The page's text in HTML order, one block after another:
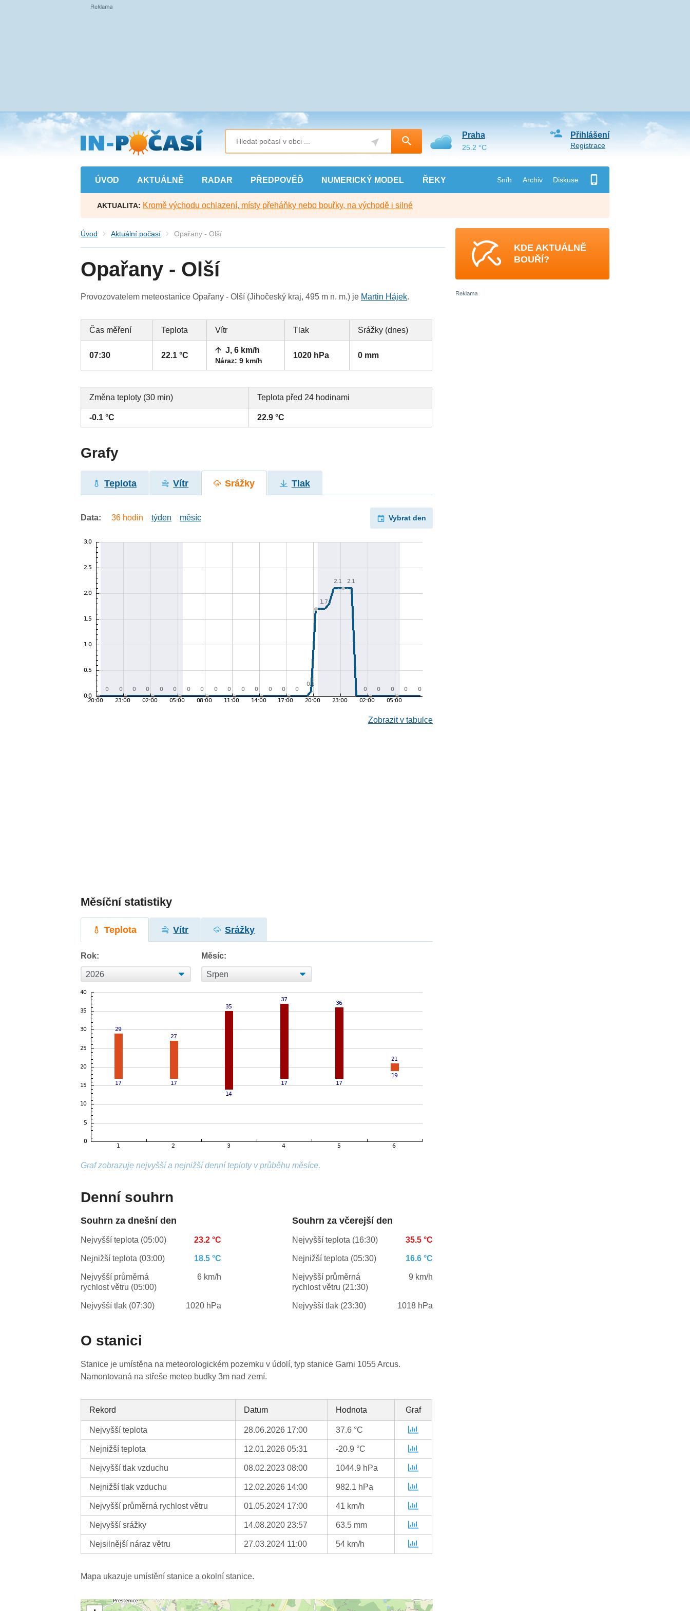
Přejít
na
hlavní
obsah
ÚVOD AKTUÁLNĚ RADAR PŘEDPOVĚĎ NUMERICKÝ MODEL ŘEKY Sníh Archiv Diskuse
Přihlášení
Registrace
Praha
25.2 °C
AKTUALITA: Kromě východu ochlazení, místy přeháňky nebo bouřky, na východě i silné
Úvod Aktuální počasí Opařany - Olší
Opařany - Olší
Provozovatelem meteostanice Opařany - Olší (Jihočeský kraj, 495 m n. m.) je Martin Hájek.
Čas měření Teplota Vítr Tlak Srážky (dnes)
07:30 22.1 °C
J, 6 km/h
Náraz: 9 km/h
1020 hPa 0 mm
Změna teploty (30 min) Teplota před 24 hodinami
-0.1 °C 22.9 °C
Grafy
Teplota Vítr Srážky Tlak
Data: 36 hodin týden měsíc Vybrat den
Zobrazit v tabulce
Měsíční statistiky
Teplota Vítr Srážky
Rok: Měsíc:
Graf zobrazuje nejvyšší a nejnižší denní teploty v průběhu měsíce.
Denní souhrn
Souhrn za dnešní den
Nejvyšší teplota (05:00) 23.2 °C
Nejnižší teplota (03:00) 18.5 °C
Nejvyšší průměrná
rychlost větru (05:00)
6 km/h
Nejvyšší tlak (07:30) 1020 hPa
Souhrn za včerejší den
Nejvyšší teplota (16:30) 35.5 °C
Nejnižší teplota (05:30) 16.6 °C
Nejvyšší průměrná
rychlost větru (21:30)
9 km/h
Nejvyšší tlak (23:30) 1018 hPa
O stanici
Stanice je umístěna na meteorologickém pozemku v údolí, typ stanice Garni 1055 Arcus.
Namontovaná na střeše meteo budky 3m nad zemí.
Rekord Datum Hodnota Graf
Nejvyšší teplota 28.06.2026 17:00 37.6 °C
Nejnižší teplota 12.01.2026 05:31 -20.9 °C
Nejvyšší tlak vzduchu 08.02.2023 08:00 1044.9 hPa
Nejnižší tlak vzduchu 12.02.2026 14:00 982.1 hPa
Nejvyšší průměrná rychlost větru 01.05.2024 17:00 41 km/h
Nejvyšší srážky 14.08.2020 23:57 63.5 mm
Nejsilnější náraz větru 27.03.2024 11:00 54 km/h
Mapa ukazuje umístění stanice a okolní stanice.
KDE AKTUÁLNĚ
BOUŘÍ?